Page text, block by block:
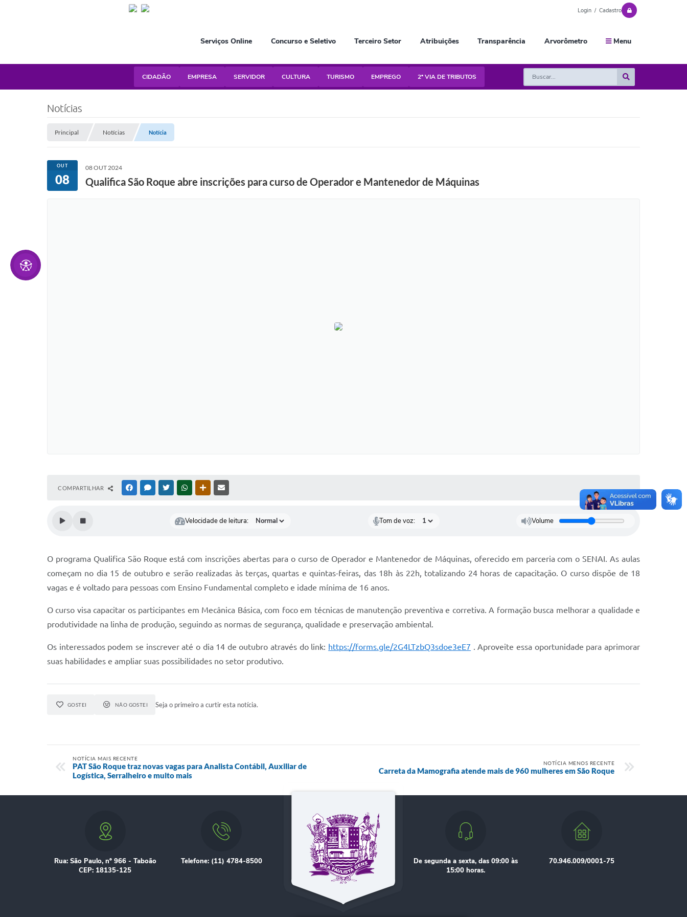
Login / Cadastro
Serviços Online Concurso e Seletivo Terceiro Setor Atribuições Transparência Arvorômetro Menu
CIDADÃO EMPRESA SERVIDOR CULTURA TURISMO EMPREGO 2ª VIA DE TRIBUTOS
Notícias
Principal Notícias Notícia
OUT
08
08 OUT 2024
Qualifica São Roque abre inscrições para curso de Operador e Mantenedor de Máquinas
COMPARTILHAR FACEBOOKMESSENGER
TWITTERWHATSAPPOUTRAS MÍDIAS
Velocidade de leitura: Tom de voz: Volume
O programa Qualifica São Roque está com inscrições abertas para o curso de Operador e Mantenedor de Máquinas, oferecido em parceria com o SENAI. As aulas
começam no dia 15 de outubro e serão realizadas às terças, quartas e quintas-feiras, das 18h às 22h, totalizando 24 horas de capacitação. O curso dispõe de 18
vagas e é voltado para pessoas com Ensino Fundamental completo e idade mínima de 16 anos.
O curso visa capacitar os participantes em Mecânica Básica, com foco em técnicas de manutenção preventiva e corretiva. A formação busca melhorar a qualidade e
produtividade na linha de produção, seguindo as normas de segurança, qualidade e preservação ambiental.
Os interessados podem se inscrever até o dia 14 de outubro através do link: https://forms.gle/2G4LTzbQ3sdoe3eE7 . Aproveite essa oportunidade para aprimorar
suas habilidades e ampliar suas possibilidades no setor produtivo.
GOSTEI NÃO GOSTEI Seja o primeiro a curtir esta notícia.
NOTÍCIA MAIS RECENTE
PAT São Roque traz novas vagas para Analista Contábil, Auxiliar de
Logística, Serralheiro e muito mais
NOTÍCIA MENOS RECENTE
Carreta da Mamografia atende mais de 960 mulheres em São Roque
Rua: São Paulo, nº 966 - Taboão
CEP: 18135-125
Telefone: (11) 4784-8500
De segunda a sexta, das 09:00 às
15:00 horas.
70.946.009/0001-75